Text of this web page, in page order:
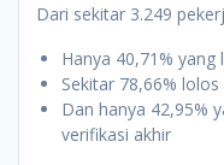
Dari sekitar 3.249
Hanya 40,71%
Sekitar 78,66%
Dan hanya 42,95%
verifikasi akhir